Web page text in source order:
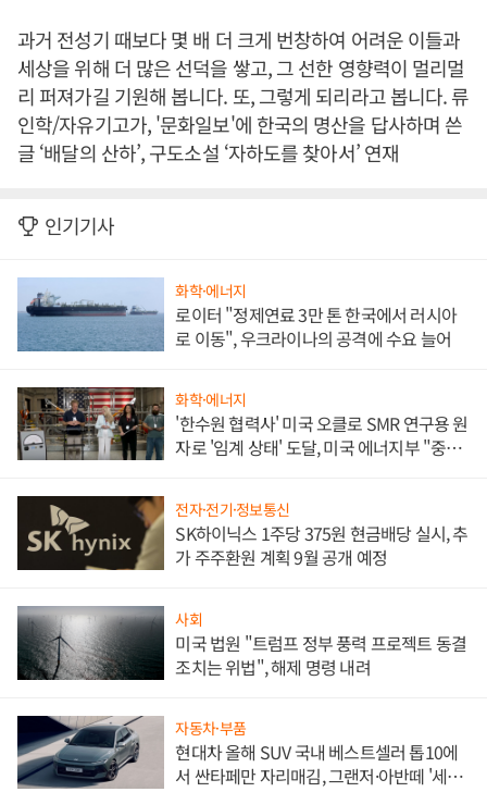
과거 전성기 때보다 몇 배 더 크게 번창하여 어려운 이들과
세상을 위해 더 많은 선덕을 쌓고, 그 선한 영향력이 멀리멀
리 퍼져가길 기원해 봅니다. 또, 그렇게 되리라고 봅니다. 류
인학/자유기고가, '문화일보'에 한국의 명산을 답사하며 쓴
글 ‘배달의 산하’, 구도소설 ‘자하도를 찾아서’ 연재
인기기사
화학·에너지
로이터 "정제연료 3만 톤 한국에서 러시아
로 이동", 우크라이나의 공격에 수요 늘어
화학·에너지
'한수원 협력사' 미국 오클로 SMR 연구용 원
자로 '임계 상태' 도달, 미국 에너지부 "중요
전자·전기·정보통신
SK하이닉스 1주당 375원 현금배당 실시, 추
가 주주환원 계획 9월 공개 예정
사회
미국 법원 "트럼프 정부 풍력 프로젝트 동결
조치는 위법", 해제 명령 내려
자동차·부품
현대차 올해 SUV 국내 베스트셀러 톱10에
서 싼타페만 자리매김, 그랜저·아반떼 '세단